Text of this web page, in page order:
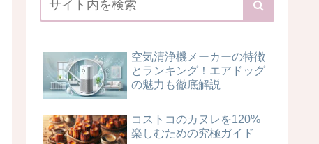
空気清浄機メーカーの特徴
とランキング！エアドッグ
の魅力も徹底解説
コストコのカヌレを120%
楽しむための究極ガイド